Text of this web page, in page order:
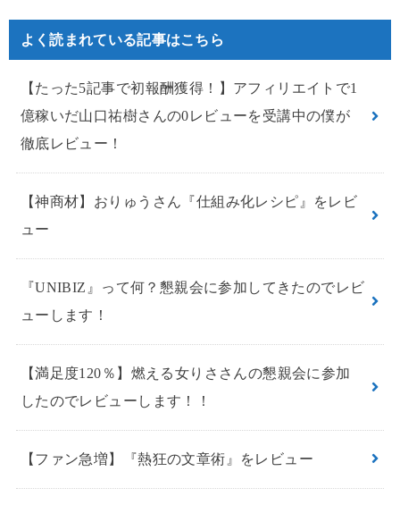
よく読まれている記事はこちら
【たった5記事で初報酬獲得！】アフィリエイトで1
億稼いだ山口祐樹さんの0レビューを受講中の僕が
徹底レビュー！
【神商材】おりゅうさん『仕組み化レシピ』をレビ
ュー
『UNIBIZ』って何？懇親会に参加してきたのでレビ
ューします！
【満足度120％】燃える女りささんの懇親会に参加
したのでレビューします！！
【ファン急増】『熱狂の文章術』をレビュー